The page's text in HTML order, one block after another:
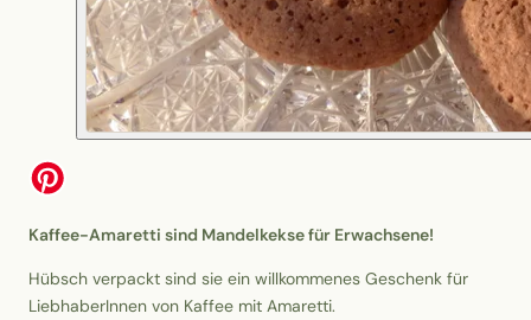
Kaffee-Amaretti sind Mandelkekse für Erwachsene!
Hübsch verpackt sind sie ein willkommenes Geschenk für
LiebhaberInnen von Kaffee mit Amaretti.